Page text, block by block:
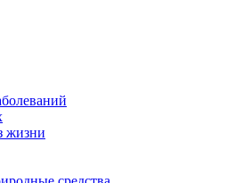
жизни